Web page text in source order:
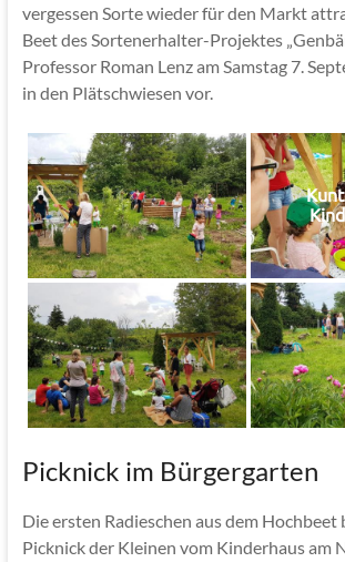
vergessen Sorte wieder für den Markt
Beet des Sortenerhalter-Projektes
Professor Roman Lenz am Samstag 7.
in den Plätschwiesen vor.
Picknick im Bürgergarten
Die ersten Radieschen aus dem Hochbeet
Picknick der Kleinen vom Kinderhaus am